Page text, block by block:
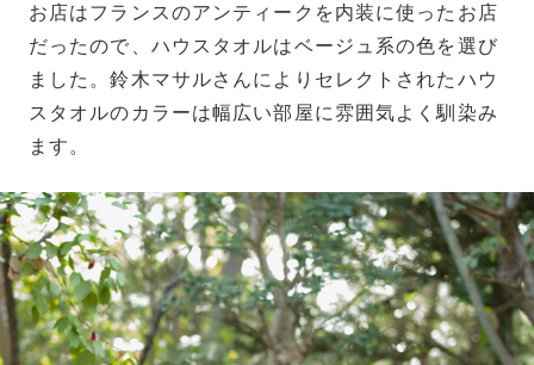
お店はフランスのアンティークを内装に使ったお店
だったので、ハウスタオルはベージュ系の色を選び
ました。鈴木マサルさんによりセレクトされたハウ
スタオルのカラーは幅広い部屋に雰囲気よく馴染み
ます。